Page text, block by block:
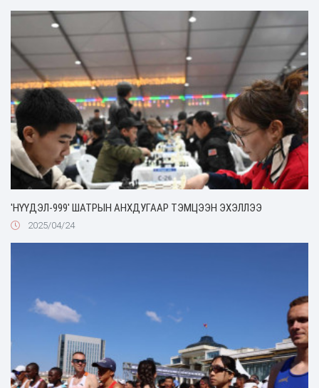
'НҮҮДЭЛ-999' ШАТРЫН АНХДУГААР ТЭМЦЭЭН ЭХЭЛЛЭЭ
2025/04/24